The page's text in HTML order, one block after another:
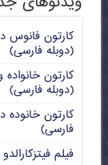
(دوبله فارسی)
(دوبله فارسی)
فارسی)
فیلم